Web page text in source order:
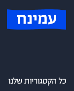
כל הקטגוריות שלנו